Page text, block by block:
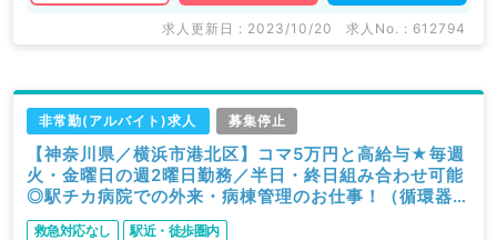
求人更新日 : 2023/10/20 求人No. : 612794
非常勤(アルバイト)求人 募集停止
【神奈川県／横浜市港北区】コマ5万円と高給与★毎週
火・金曜日の週2曜日勤務／半日・終日組み合わせ可能
◎駅チカ病院での外来・病棟管理のお仕事！（循環器内
科、一般内科／非常勤）
救急対応なし 駅近・徒歩圏内